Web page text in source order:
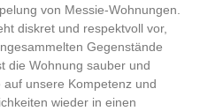
von Messie-Wohnungen.
diskret und respektvoll vor,
Gegenstände
die Wohnung sauber und
unsere Kompetenz und
wieder in einen